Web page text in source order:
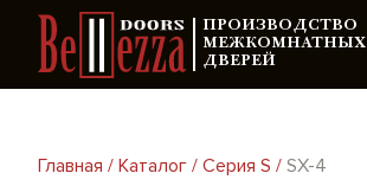
ПРОИЗВОДСТВО
МЕЖКОМНАТНЫХ
ДВЕРЕЙ
Главная / Каталог / Серия S / SX-4